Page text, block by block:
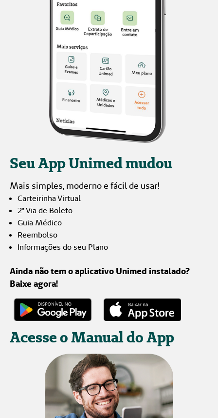
Seu App Unimed mudou
Mais simples, moderno e fácil de usar!
Carteirinha Virtual
2ª Via de Boleto
Guia Médico
Reembolso
Informações do seu Plano
Ainda não tem o aplicativo Unimed instalado?
Baixe agora!
Acesse o Manual do App